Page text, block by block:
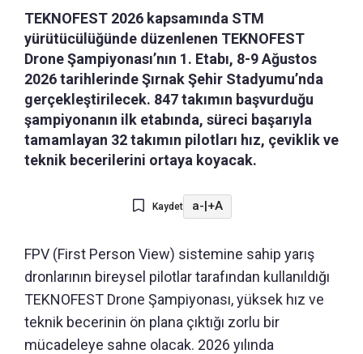
TEKNOFEST 2026 kapsamında STM
yürütücülüğünde düzenlenen TEKNOFEST
Drone Şampiyonası’nın 1. Etabı, 8-9 Ağustos
2026 tarihlerinde Şırnak Şehir Stadyumu’nda
gerçekleştirilecek. 847 takımın başvurduğu
şampiyonanın ilk etabında, süreci başarıyla
tamamlayan 32 takımın pilotları hız, çeviklik ve
teknik becerilerini ortaya koyacak.
Kaydet a- +A
FPV (First Person View) sistemine sahip yarış
dronlarının bireysel pilotlar tarafından kullanıldığı
TEKNOFEST Drone Şampiyonası, yüksek hız ve
teknik becerinin ön plana çıktığı zorlu bir
mücadeleye sahne olacak. 2026 yılında